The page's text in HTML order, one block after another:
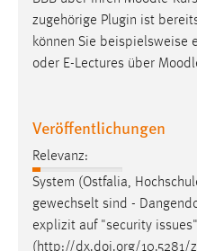
zugehörige Plugin ist
können Sie beispielsweise
oder E-Lectures über
Veröffentlichungen
Relevanz:
System (Ostfalia,
gewechselt sind -
explizit auf "security
(http://dx.doi.org/10.5281/
Vimeo